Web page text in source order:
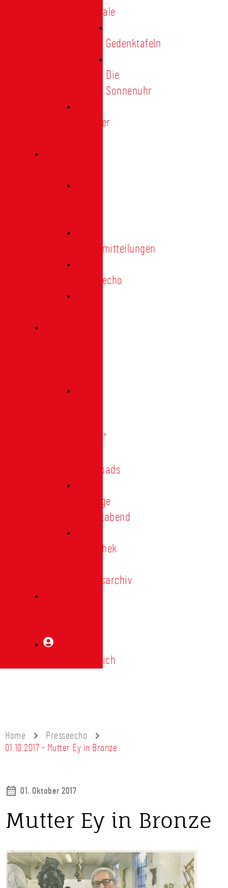
Denkmale
Gedenktafeln
Die
Sonnenuhr
Ratinger
Pressemitteilungen
Presseecho
"digital"
Downloads
Vorträge
Heimatabend
Bibliothek
Vereinsarchiv
Mitgliederbereich
Home
Presseecho
01.10.2017 - Mutter Ey in Bronze
01. Oktober 2017
Mutter Ey in Bronze